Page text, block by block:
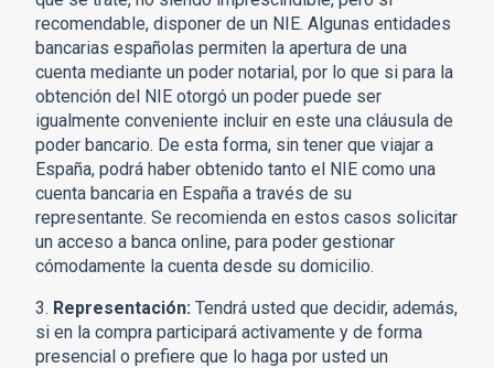
recomendable, disponer de un NIE. Algunas entidades
bancarias españolas permiten la apertura de una
cuenta mediante un poder notarial, por lo que si para la
obtención del NIE otorgó un poder puede ser
igualmente conveniente incluir en este una cláusula de
poder bancario. De esta forma, sin tener que viajar a
España, podrá haber obtenido tanto el NIE como una
cuenta bancaria en España a través de su
representante. Se recomienda en estos casos solicitar
un acceso a banca online, para poder gestionar
cómodamente la cuenta desde su domicilio.
3. Representación: Tendrá usted que decidir, además,
si en la compra participará activamente y de forma
presencial o prefiere que lo haga por usted un